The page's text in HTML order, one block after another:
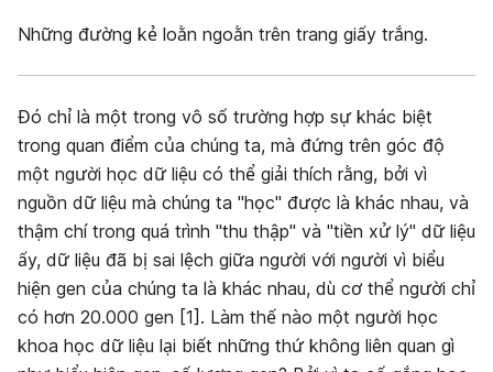
Những đường kẻ loằn ngoằn trên trang giấy trắng.
Đó chỉ là một trong vô số trường hợp sự khác biệt
trong quan điểm của chúng ta, mà đứng trên góc độ
một người học dữ liệu có thể giải thích rằng, bởi vì
nguồn dữ liệu mà chúng ta "học" được là khác nhau, và
thậm chí trong quá trình "thu thập" và "tiền xử lý" dữ liệu
ấy, dữ liệu đã bị sai lệch giữa người với người vì biểu
hiện gen của chúng ta là khác nhau, dù cơ thể người chỉ
có hơn 20.000 gen [1] . Làm thế nào một người học
khoa học dữ liệu lại biết những thứ không liên quan gì